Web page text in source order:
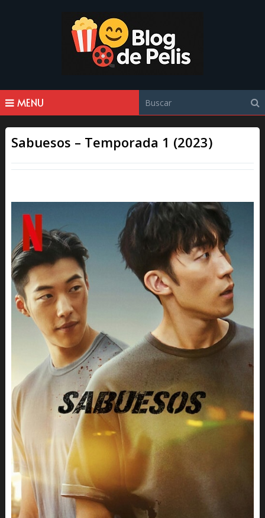
MENU
Sabuesos – Temporada 1 (2023)